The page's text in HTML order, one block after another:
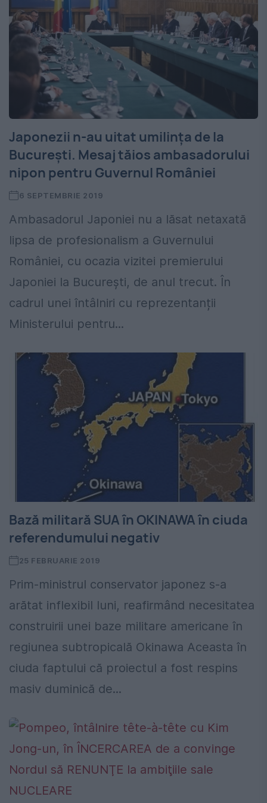
Japonezii n-au uitat umilința de la
București. Mesaj tăios ambasadorului
nipon pentru Guvernul României
6 SEPTEMBRIE 2019
Ambasadorul Japoniei nu a lăsat netaxată
lipsa de profesionalism a Guvernului
României, cu ocazia vizitei premierului
Japoniei la București, de anul trecut. În
cadrul unei întâlniri cu reprezentanții
Ministerului pentru...
Bază militară SUA în OKINAWA în ciuda
referendumului negativ
25 FEBRUARIE 2019
Prim-ministrul conservator japonez s-a
arătat inflexibil luni, reafirmând necesitatea
construirii unei baze militare americane în
regiunea subtropicală Okinawa Aceasta în
ciuda faptului că proiectul a fost respins
masiv duminică de...